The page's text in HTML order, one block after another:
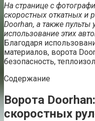
На странице с
скоростных откатных и
Doorhan, а также пульты
использование этих
Благодаря
материалов, ворота
безопасность,
Содержание
Ворота
скоростных